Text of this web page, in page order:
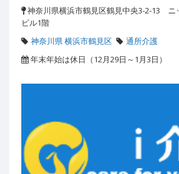
神奈川県横浜市鶴見区鶴見中央3-2-13 ニ
ビル1階
神奈川県 横浜市鶴見区
通所介護
年末年始は休日（12月29日～1月3日）